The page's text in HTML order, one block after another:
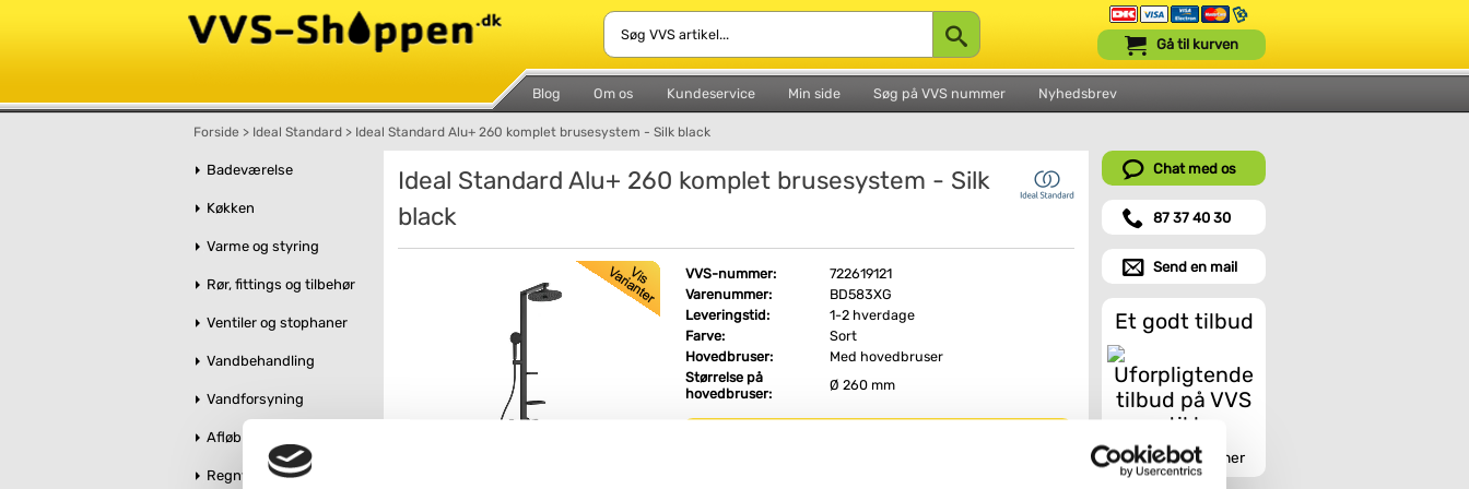
Blog Om os Kundeservice Min side Søg på VVS nummer Nyhedsbrev
Gå til kurven
Forside > Ideal Standard > Ideal Standard Alu+ 260 komplet brusesystem - Silk black
Badeværelse
Køkken
Varme og styring
Rør, fittings og tilbehør
Ventiler og stophaner
Vandbehandling
Vandforsyning
Afløb og kloak
Regnvandshåndtering
Ideal Standard Alu+ 260 komplet brusesystem - Silk
black
VVS-nummer:
722619121
Varenummer:
BD583XG
Leveringstid:
1-2 hverdage
Farve:
Sort
Hovedbruser:
Med hovedbruser
Størrelse på
hovedbruser:
Ø 260 mm
Chat med os
87 37 40 30
Send en mail
Et godt tilbud
Indhent tilbud her